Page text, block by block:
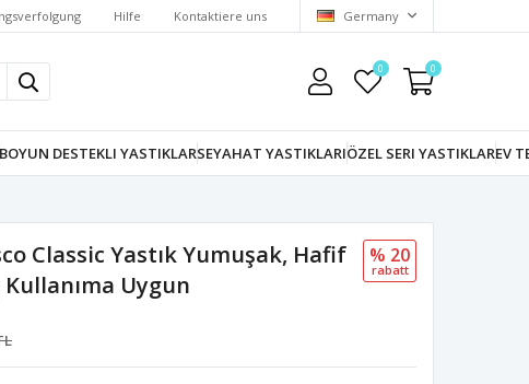
Hilfe Kontaktiere uns Germany
0 0
BOYUN DESTEKLI YASTIKLARSEYAHAT YASTIKLARIÖZEL SERI YASTIKLAREV
Classic Yastık Yumuşak, Hafif
Kullanıma Uygun
% 20
rabatt